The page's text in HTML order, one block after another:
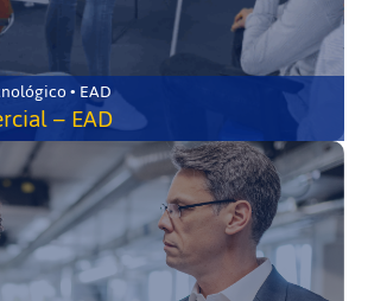
• EAD
– EAD